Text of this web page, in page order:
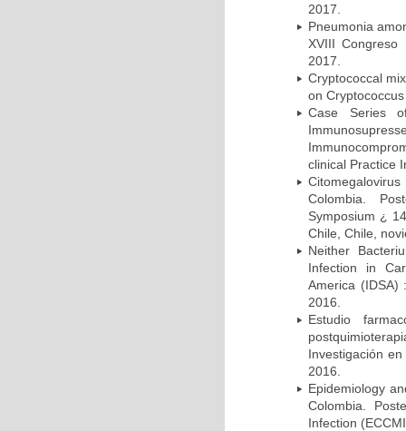
2017.
Pneumonia
XVIII
2017.
Cryptococcal
on
Case Series
clinical Practice
Colombia.
Symposium ¿
Chile, Chile,
Neither
Infection in
America (IDSA)
2016.
Estudio
Investigación
2016.
Epidemiology
Colombia.
Infection